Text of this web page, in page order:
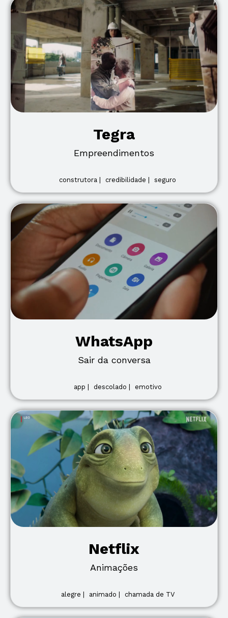
Tegra
Empreendimentos
construtora | credibilidade | seguro
WhatsApp
Sair da conversa
app | descolado | emotivo
Netflix
Animações
alegre | animado | chamada de TV